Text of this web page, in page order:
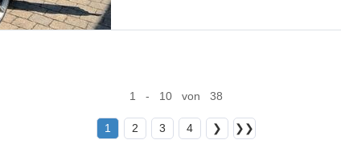
1 - 10 von 38
1 2 3 4 ❯ ❯❯